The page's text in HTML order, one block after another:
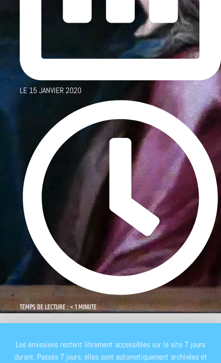
LE 15 JANVIER 2020
TEMPS DE LECTURE : < 1 MINUTE
Les émissions restent librement accessibles sur le site 7 jours
durant. Passés 7 jours, elles sont automatiquement archivées et